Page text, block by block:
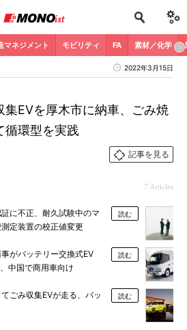
マネジメント モビリティ FA 素材／化学
2022年3月15日
集EVを厚木市に納車、ごみ焼
循環型を実践
記事を見る
7 Articles
に不正、耐久試験中のマ
定装置の校正値変更
読む
がバッテリー交換式EV
中国で商用車向け
読む
ごみ収集EVが走る、バッ
読む